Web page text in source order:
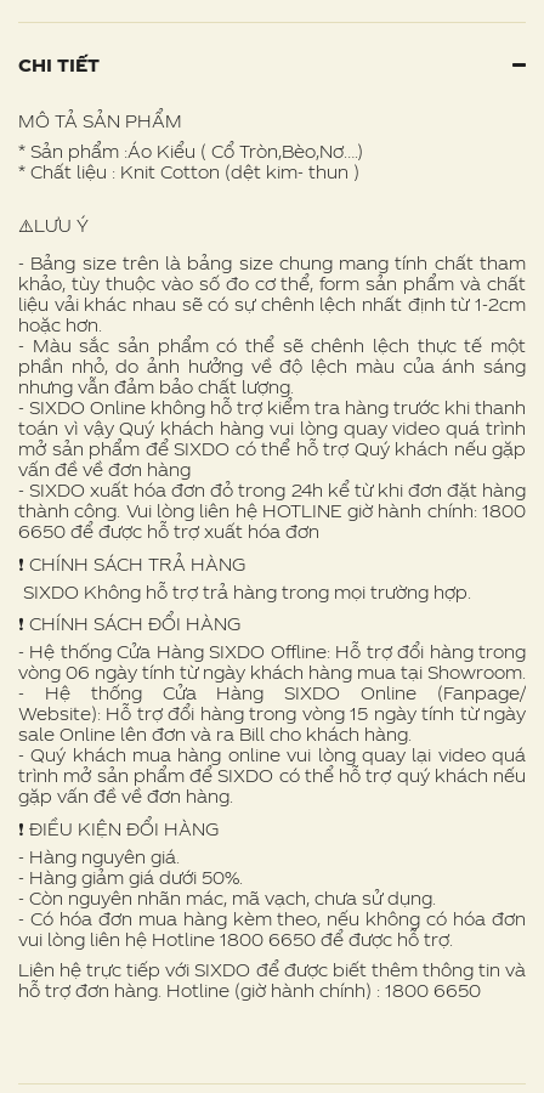
CHI TIẾT
MÔ TẢ SẢN PHẨM
* Sản phẩm :Áo Kiểu ( Cổ Tròn,Bèo,Nơ….)
* Chất liệu : Knit Cotton (dệt kim- thun )
⚠️LƯU Ý
- Bảng size trên là bảng size chung mang tính chất tham
khảo, tùy thuộc vào số đo cơ thể, form sản phẩm và chất
liệu vải khác nhau sẽ có sự chênh lệch nhất định từ 1-2cm
hoặc hơn.
- Màu sắc sản phẩm có thể sẽ chênh lệch thực tế một
phần nhỏ, do ảnh hưởng về độ lệch màu của ánh sáng
nhưng vẫn đảm bảo chất lượng.
- SIXDO Online không hỗ trợ kiểm tra hàng trước khi thanh
toán vì vậy Quý khách hàng vui lòng quay video quá trình
mở sản phẩm để SIXDO có thể hỗ trợ Quý khách nếu gặp
vấn đề về đơn hàng
- SIXDO xuất hóa đơn đỏ trong 24h kể từ khi đơn đặt hàng
thành công. Vui lòng liên hệ HOTLINE giờ hành chính: 1800
6650 để được hỗ trợ xuất hóa đơn
❗️ CHÍNH SÁCH TRẢ HÀNG
SIXDO Không hỗ trợ trả hàng trong mọi trường hợp.
❗️ CHÍNH SÁCH ĐỔI HÀNG
- Hệ thống Cửa Hàng SIXDO Offline: Hỗ trợ đổi hàng trong
vòng 06 ngày tính từ ngày khách hàng mua tại Showroom.
- Hệ thống Cửa Hàng SIXDO Online (Fanpage/
Website): Hỗ trợ đổi hàng trong vòng 15 ngày tính từ ngày
sale Online lên đơn và ra Bill cho khách hàng.
- Quý khách mua hàng online vui lòng quay lại video quá
trình mở sản phẩm để SIXDO có thể hỗ trợ quý khách nếu
gặp vấn đề về đơn hàng.
❗ ️ĐIỀU KIỆN ĐỔI HÀNG
- Hàng nguyên giá.
- Hàng giảm giá dưới 50%.
- Còn nguyên nhãn mác, mã vạch, chưa sử dụng.
- Có hóa đơn mua hàng kèm theo, nếu không có hóa đơn
vui lòng liên hệ Hotline 1800 6650 để được hỗ trợ.
Liên hệ trực tiếp với SIXDO để được biết thêm thông tin và
hỗ trợ đơn hàng. Hotline (giờ hành chính) : 1800 6650